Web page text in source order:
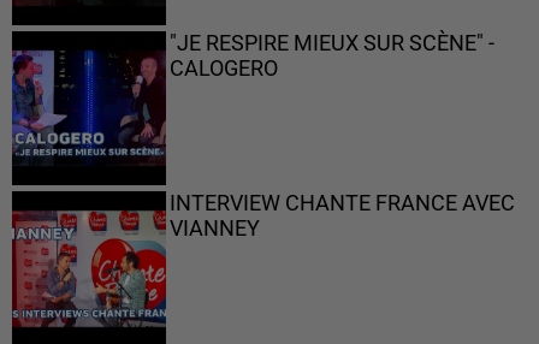
"JE RESPIRE MIEUX SUR SCÈNE" -
CALOGERO
INTERVIEW CHANTE FRANCE AVEC
VIANNEY